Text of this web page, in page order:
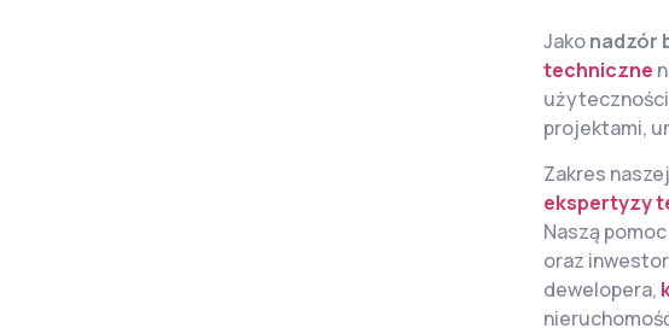
Jakonadzór
techniczne
projektami,
Zakres
ekspertyzy
Naszą
oraz
dewelopera,